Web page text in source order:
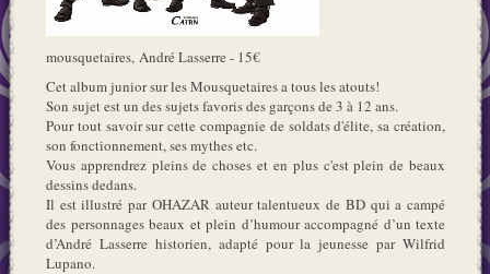
mousquetaires, André Lasserre - 15€
Cet album junior sur les Mousquetaires a tous les atouts!
Son sujet est un des sujets favoris des garçons de 3 à 12 ans.
Pour tout savoir sur cette compagnie de soldats d'élite, sa création,
son fonctionnement, ses mythes etc.
Vous apprendrez pleins de choses et en plus c'est plein de beaux
dessins dedans.
Il est illustré par OHAZAR auteur talentueux de BD qui a campé
des personnages beaux et plein d’humour accompagné d’un texte
d’André Lasserre historien, adapté pour la jeunesse par Wilfrid
Lupano.